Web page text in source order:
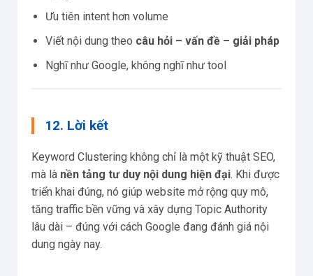
Ưu tiên intent hơn volume
Viết nội dung theo câu hỏi – vấn đề – giải pháp
Nghĩ như Google, không nghĩ như tool
12. Lời kết
Keyword Clustering không chỉ là một kỹ thuật SEO,
mà là nền tảng tư duy nội dung hiện đại. Khi được
triển khai đúng, nó giúp website mở rộng quy mô,
tăng traffic bền vững và xây dựng Topic Authority
lâu dài – đúng với cách Google đang đánh giá nội
dung ngày nay.